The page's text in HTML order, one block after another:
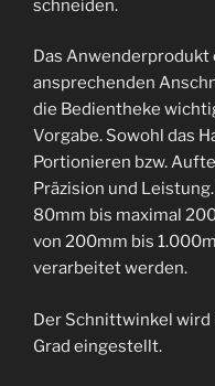
schneiden.
Das
ansprechenden
die Bedientheke
Vorgabe. Sowohl das
Portionieren bzw.
Präzision und
80mm bis maximal
von 200mm bis
verarbeitet werden.
Der Schnittwinkel
Grad eingestellt.